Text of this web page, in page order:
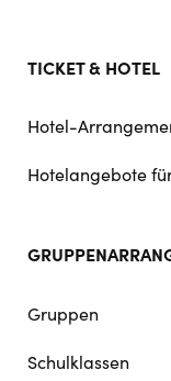
TICKET & HOTEL
Hotel-
Hotelangebote
Gruppen
Schulklassen